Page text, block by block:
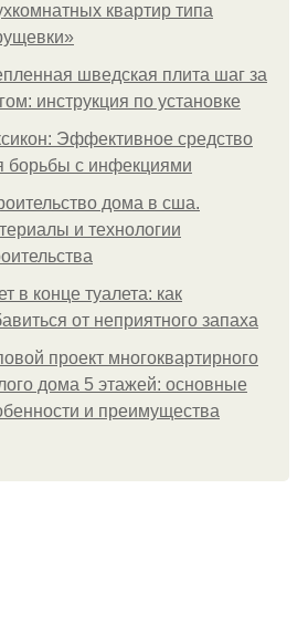
квартир типа
шведская плита шаг за
инструкция по установке
Эффективное средство
борьбы с инфекциями
дома в сша.
и технологии
в конце туалета: как
от неприятного запаха
проект многоквартирного
дома 5 этажей: основные
и преимущества